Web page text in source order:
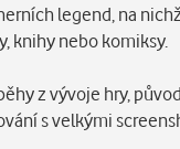
legend, na
knihy nebo komiksy.
z vývoje hry,
s velkými